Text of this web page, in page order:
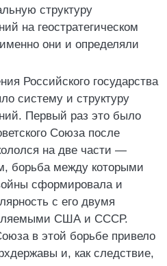
структуру
на геостратегическом
они и определяли
Российского государства
систему и структуру
Первый раз это было
Союза после
на две части —
борьба между которыми
сформировала и
с его двумя
США и СССР.
в этой борьбе привело
и, как следствие,